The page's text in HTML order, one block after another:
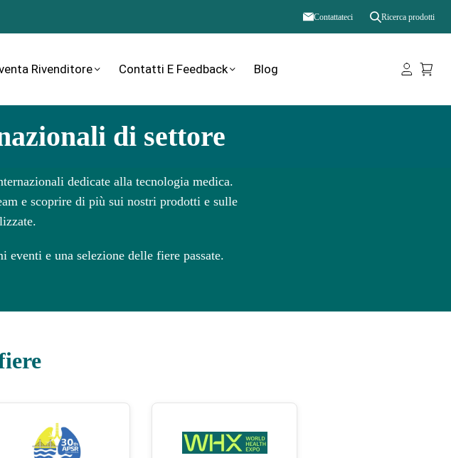
Contattateci Ricerca prodotti
Rivenditore Contatti E Feedback Blog
di settore
dedicate alla tecnologia medica.
e scoprire di più sui nostri prodotti e sulle
eventi e una selezione delle fiere passate.